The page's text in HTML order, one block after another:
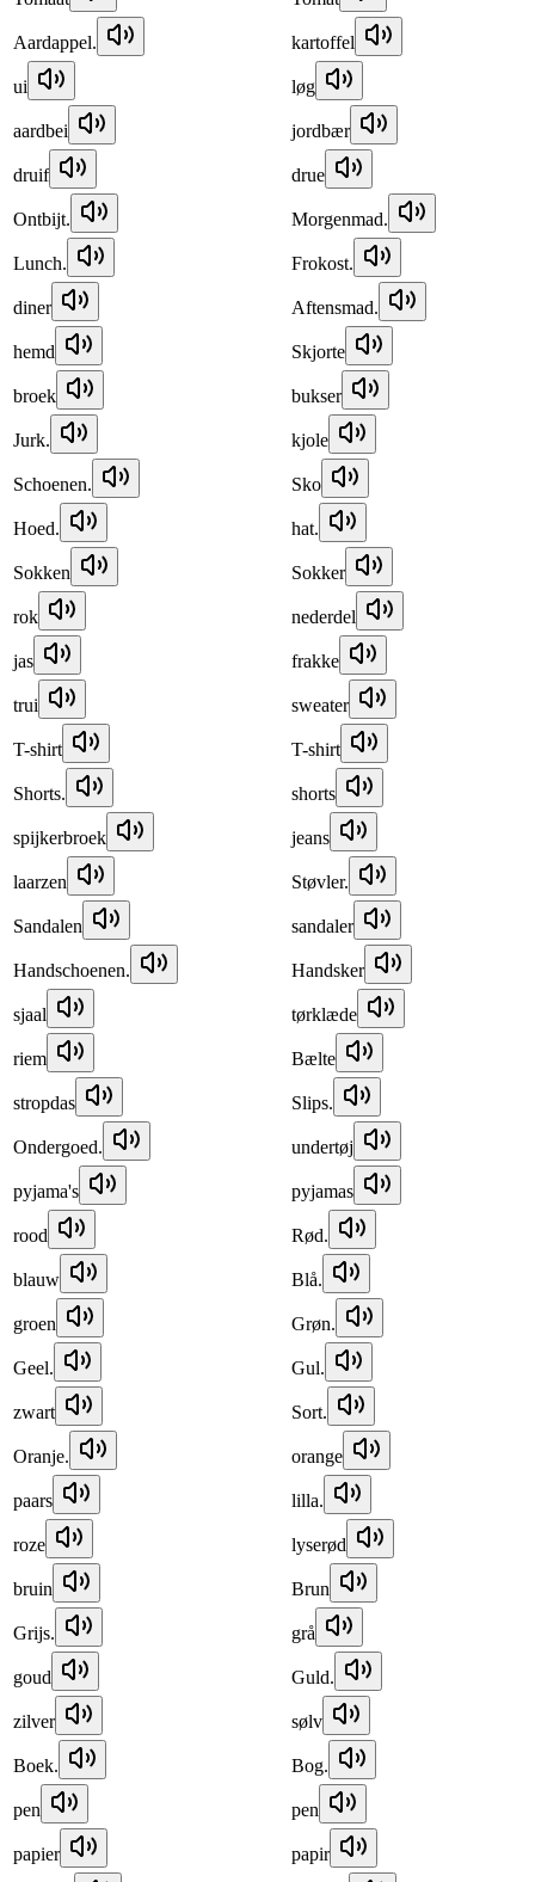
Aardappel. kartoffel
ui løg
aardbei jordbær
druif drue
Ontbijt. Morgenmad.
Lunch. Frokost.
diner Aftensmad.
hemd Skjorte
broek bukser
Jurk. kjole
Schoenen. Sko
Hoed. hat.
Sokken Sokker
rok nederdel
jas frakke
trui sweater
T-shirt T-shirt
Shorts. shorts
spijkerbroek jeans
laarzen Støvler.
Sandalen sandaler
Handschoenen. Handsker
sjaal tørklæde
riem Bælte
stropdas Slips.
Ondergoed. undertøj
pyjama's pyjamas
rood Rød.
blauw Blå.
groen Grøn.
Geel. Gul.
zwart Sort.
Oranje. orange
paars lilla.
roze lyserød
bruin Brun
Grijs. grå
goud Guld.
zilver sølv
Boek. Bog.
pen pen
papier papir